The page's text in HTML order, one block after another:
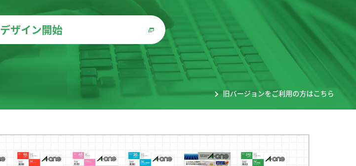
デザイン開始
旧バージョンをご利用の方はこちら